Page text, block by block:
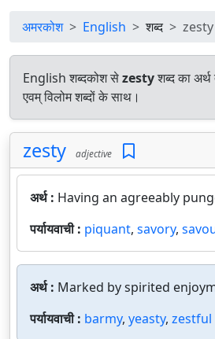
अमरकोश English शब्द zesty
English शब्दकोश सेzestyशब्द का अर्थ
एवम् विलोम शब्दों के साथ।
zesty adjective
अर्थ : Having an agreeably
पर्यायवाची : piquant, savory,
अर्थ : Marked by spirited
पर्यायवाची : barmy, yeasty, zestful